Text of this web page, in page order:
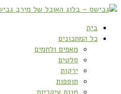
בית
כל המתכונים
מאפים ולחמים
סלטים
ירקות
תוספות